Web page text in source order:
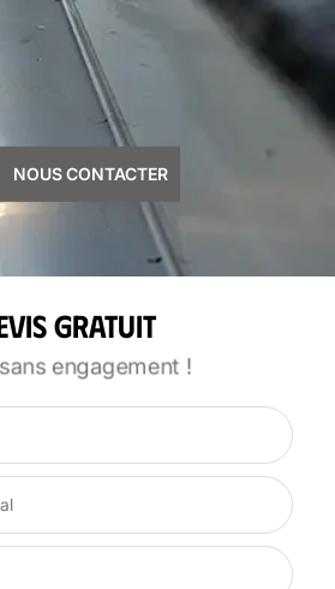
NOUS CONTACTER
gratuit
engagement !